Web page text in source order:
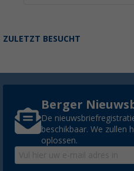
ZULETZT BESUCHT
Berger
De
beschikbaar. We zullen
oplossen.